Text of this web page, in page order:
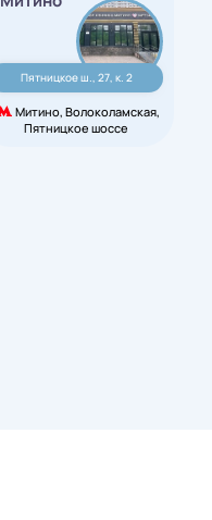
Пятницкое ш., 27, к. 2
Митино, Волоколамская,
Пятницкое шоссе